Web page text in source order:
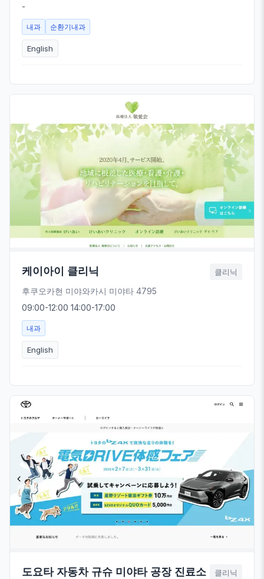
-
내과 순환기내과
English
케이아이 클리닉 클리닉
후쿠오카현 미야와카시 미야타 4795
09:00-12:00 14:00-17:00
내과
English
도요타 자동차 규슈 미야타 공장 진료소 클리닉